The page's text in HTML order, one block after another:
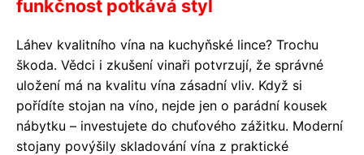
funkčnost potkává styl
Láhev kvalitního vína na kuchyňské lince? Trochu
škoda. Vědci i zkušení vinaři potvrzují, že správné
uložení má na kvalitu vína zásadní vliv. Když si
pořídíte stojan na víno, nejde jen o parádní kousek
nábytku – investujete do chuťového zážitku. Moderní
stojany povýšily skladování vína z praktické